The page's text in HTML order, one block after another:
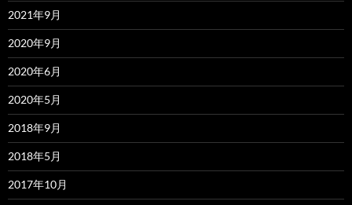
2021年9月
2020年9月
2020年6月
2020年5月
2018年9月
2018年5月
2017年10月